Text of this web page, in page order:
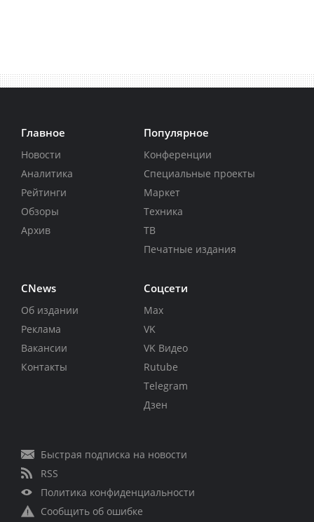
Главное
Новости
Аналитика
Рейтинги
Обзоры
Архив
Популярное
Конференции
Специальные проекты
Маркет
Техника
ТВ
Печатные издания
CNews
Об издании
Реклама
Вакансии
Контакты
Соцсети
Max
VK
VK Видео
Rutube
Telegram
Дзен
Быстрая подписка на новости
RSS
Политика конфиденциальности
Сообщить об ошибке